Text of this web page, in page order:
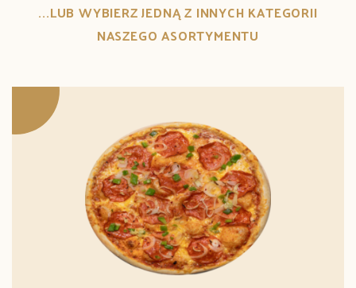
...LUB WYBIERZ JEDNĄ Z INNYCH KATEGORII
NASZEGO ASORTYMENTU